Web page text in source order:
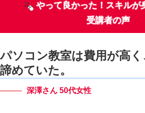
やって良かった！スキルが
受講者の声
パソコン教室は費用が高く
諦めていた。
深澤さん 50代女性